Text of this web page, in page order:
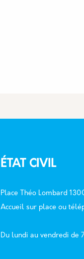
ÉTAT CIVIL
Place Théo Lombard
Accueil sur place ou
Du lundi au vendredi de